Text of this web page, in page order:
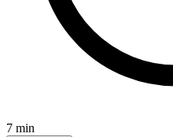
7 min